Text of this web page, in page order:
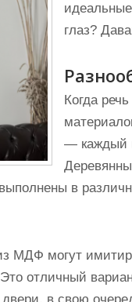
глаз?
Когда
— каждый
в
МДФ могут
отличный